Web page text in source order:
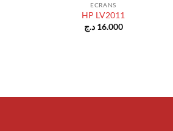
ECRANS
HP LV2011
16.000 د.ج